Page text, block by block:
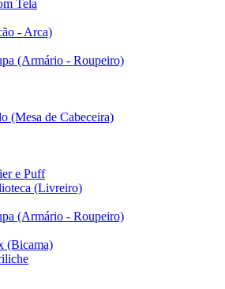
Tela
- Arca)
(Armário - Roupeiro)
(Mesa de Cabeceira)
e Puff
(Livreiro)
(Armário - Roupeiro)
(Bicama)